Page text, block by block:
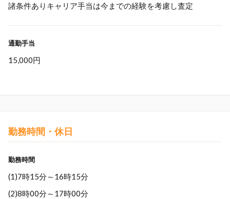
諸条件ありキャリア手当は今までの経験を考慮し査定
通勤手当
15,000円
勤務時間・休日
勤務時間
(1)7時15分～16時15分
(2)8時00分～17時00分